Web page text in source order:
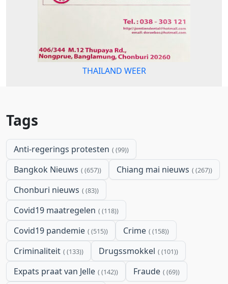
THAILAND WEER
Tags
Anti-regerings protesten (99)
Bangkok Nieuws (657) Chiang mai nieuws (267)
Chonburi nieuws (83)
Covid19 maatregelen (118)
Covid19 pandemie (515) Crime (158)
Criminaliteit (133) Drugssmokkel (101)
Expats praat van Jelle (142) Fraude (69)